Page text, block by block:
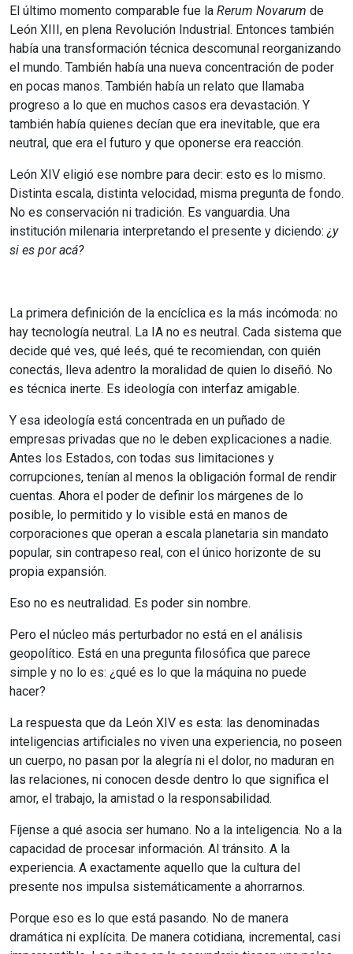
El último momento comparable fue la Rerum Novarum de
León XIII, en plena Revolución Industrial. Entonces también
había una transformación técnica descomunal reorganizando
el mundo. También había una nueva concentración de poder
en pocas manos. También había un relato que llamaba
progreso a lo que en muchos casos era devastación. Y
también había quienes decían que era inevitable, que era
neutral, que era el futuro y que oponerse era reacción.
León XIV eligió ese nombre para decir: esto es lo mismo.
Distinta escala, distinta velocidad, misma pregunta de fondo.
No es conservación ni tradición. Es vanguardia. Una
institución milenaria interpretando el presente y diciendo: ¿y
si es por acá?
La primera definición de la encíclica es la más incómoda: no
hay tecnología neutral. La IA no es neutral. Cada sistema que
decide qué ves, qué leés, qué te recomiendan, con quién
conectás, lleva adentro la moralidad de quien lo diseñó. No
es técnica inerte. Es ideología con interfaz amigable.
Y esa ideología está concentrada en un puñado de
empresas privadas que no le deben explicaciones a nadie.
Antes los Estados, con todas sus limitaciones y
corrupciones, tenían al menos la obligación formal de rendir
cuentas. Ahora el poder de definir los márgenes de lo
posible, lo permitido y lo visible está en manos de
corporaciones que operan a escala planetaria sin mandato
popular, sin contrapeso real, con el único horizonte de su
propia expansión.
Eso no es neutralidad. Es poder sin nombre.
Pero el núcleo más perturbador no está en el análisis
geopolítico. Está en una pregunta filosófica que parece
simple y no lo es: ¿qué es lo que la máquina no puede
hacer?
La respuesta que da León XIV es esta: las denominadas
inteligencias artificiales no viven una experiencia, no poseen
un cuerpo, no pasan por la alegría ni el dolor, no maduran en
las relaciones, ni conocen desde dentro lo que significa el
amor, el trabajo, la amistad o la responsabilidad.
Fíjense a qué asocia ser humano. No a la inteligencia. No a la
capacidad de procesar información. Al tránsito. A la
experiencia. A exactamente aquello que la cultura del
presente nos impulsa sistemáticamente a ahorrarnos.
Porque eso es lo que está pasando. No de manera
dramática ni explícita. De manera cotidiana, incremental, casi